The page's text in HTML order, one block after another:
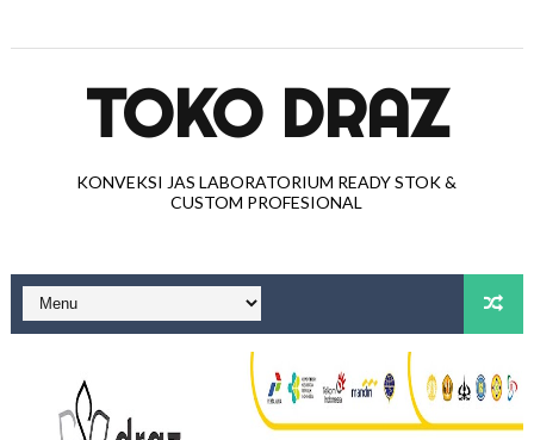
TOKO DRAZ
KONVEKSI JAS LABORATORIUM READY STOK &
CUSTOM PROFESIONAL